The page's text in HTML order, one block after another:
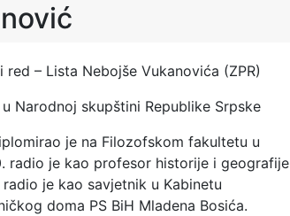
red – Lista Nebojše Vukanovića (ZPR)
Narodnoj skupštini Republike Srpske
je na Filozofskom fakultetu u
radio je kao profesor historije i geografije
je kao savjetnik u Kabinetu
doma PS BiH Mladena Bosića.